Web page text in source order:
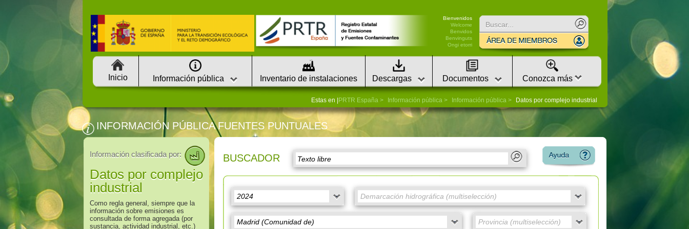
Bienvenidos
Welcome
Benvidos
Benvinguts
Ongi etorri
Inicio Información pública Inventario de instalaciones Descargas Documentos Conozca más
Estas en | PRTR España Información pública Información pública Datos por complejo industrial
INFORMACIÓN PÚBLICA FUENTES PUNTUALES
Información clasificada por:
Datos por complejo
industrial
Como regla general, siempre que la
información sobre emisiones es
consultada de forma agregada (por
sustancia, actividad industrial, etc.)
BUSCADOR